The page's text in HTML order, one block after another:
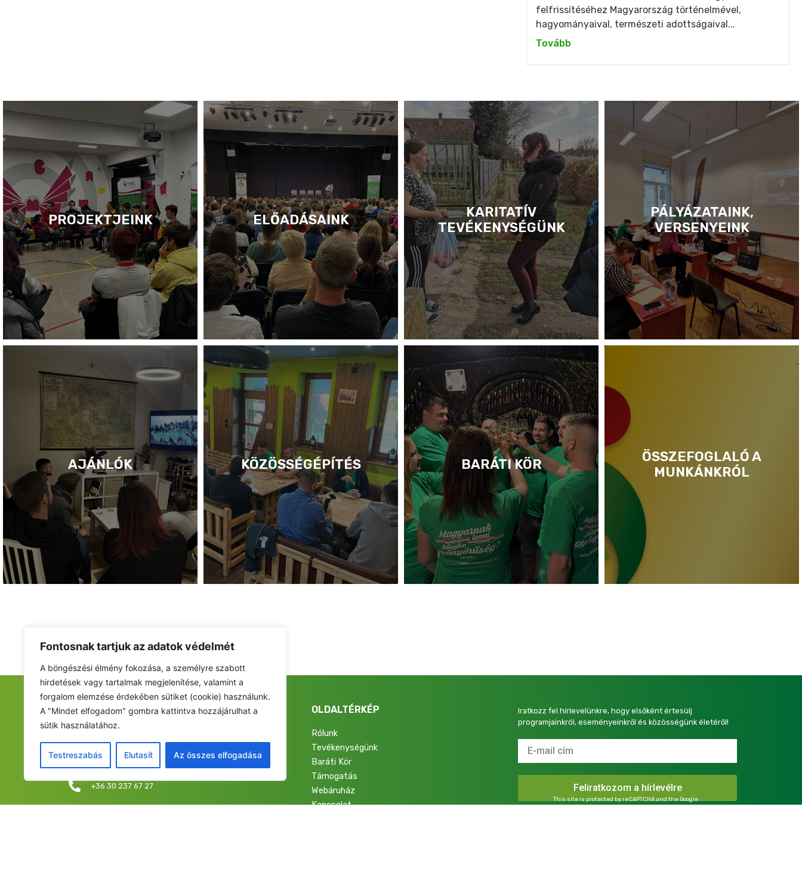
Fontosnak tartjuk az adatok védelmét
A böngészési élmény fokozása, a személyre szabott
hirdetések vagy tartalmak megjelenítése, valamint a
forgalom elemzése érdekében sütiket (cookie) használunk.
A "Mindet elfogadom" gombra kattintva hozzájárulhat a
sütik használatához.
Testreszabás Elutasít Az összes elfogadása
felfrissítéséhez Magyarország történelmével,
hagyományaival, természeti adottságaival...
Tovább
PROJEKTJEINK ELŐADÁSAINK
KARITATÍV
TEVÉKENYSÉGÜNK
PÁLYÁZATAINK,
VERSENYEINK
AJÁNLÓK KÖZÖSSÉGÉPÍTÉS BARÁTI KÖR
ÖSSZEFOGLALÓ A
MUNKÁNKRÓL
FIATALOK A NEMZETÉRT ALAPÍTVÁNY
Levelezési cím/iroda: 1053 Budapest, Curia utca 4.
info@fiatalokanemzetert.hu
+36 30 237 67 27
OLDALTÉRKÉP
Rólunk
Tevékenységünk
Baráti Kör
Támogatás
Webáruház
Kapcsolat
Iratkozz fel hírlevelünkre, hogy elsőként értesülj
programjainkról, eseményeinkről és közösségünk életéről!
This site is protected by reCAPTCHA and the Google